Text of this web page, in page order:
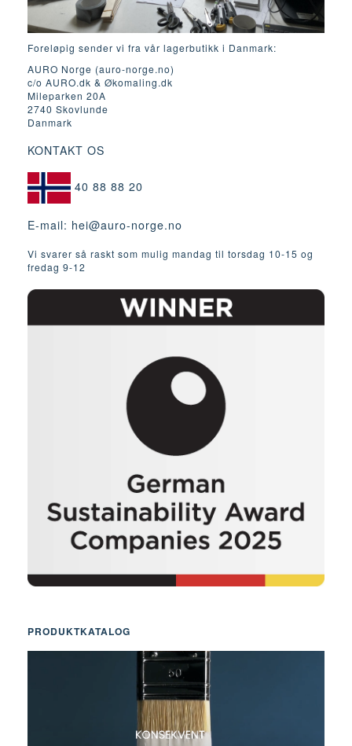
Foreløpig sender vi fra vår lagerbutikk i Danmark:
AURO Norge (auro-norge.no)
c/o AURO.dk & Økomaling.dk
Mileparken 20A
2740 Skovlunde
Danmark
KONTAKT OS
40 88 88 20
E-mail: hei@auro-norge.no
Vi svarer så raskt som mulig mandag til torsdag 10-15 og
fredag ​​9-12
PRODUKTKATALOG